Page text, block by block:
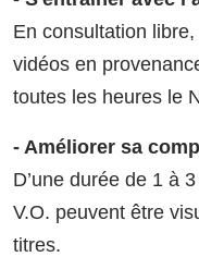
En consultation
vidéos en
toutes les heures le
- Améliorer sa
D’une durée de 1 à
V.O. peuvent être
titres.